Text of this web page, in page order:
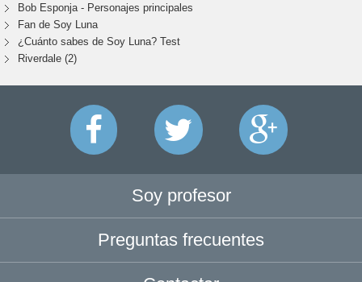
Bob Esponja - Personajes principales
Fan de Soy Luna
¿Cuánto sabes de Soy Luna? Test
Riverdale (2)
Soy profesor
Preguntas frecuentes